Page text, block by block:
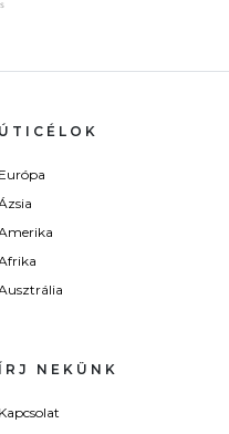
ÚTICÉLOK
Európa
ÍRJ NEKÜNK
Kapcsolat